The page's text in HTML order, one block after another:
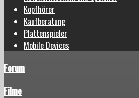
Kopfhörer
Kaufberatung
Plattenspieler
Mobile Devices
Forum
Filme